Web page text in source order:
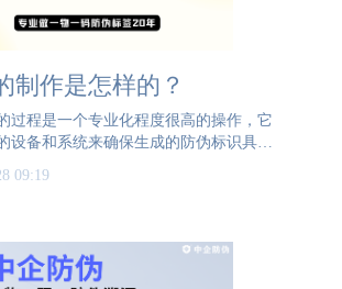
制作是怎样的？
过程是一个专业化程度很高的操作，它
设备和系统来确保生成的防伪标识具有
和效率。在生成防伪码之前，防伪公司
入沟通，了解您对防伪标签的具体需
09:19